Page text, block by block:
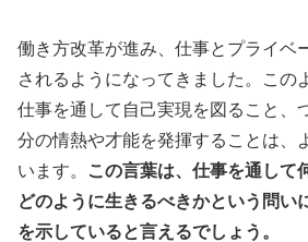
働き方改革が進み、仕事とプライベ
されるようになってきました。この
仕事を通して自己実現を図ること、
分の情熱や才能を発揮することは、
います。
この言葉は、仕事を通して
どのように生きるべきかという問い
を示していると言えるでしょう。